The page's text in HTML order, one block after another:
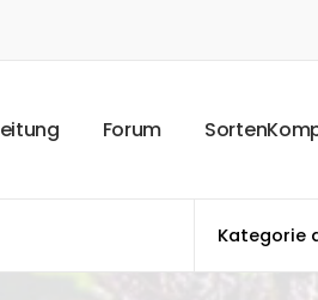
eitung Forum SortenKom